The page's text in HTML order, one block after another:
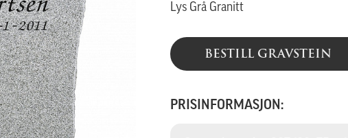
Lys Grå Granitt
BESTILL GRAVSTEIN
PRISINFORMASJON: